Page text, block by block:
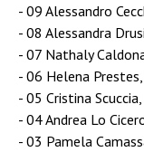
09 Alessandro
08 Alessandra
07 Nathaly
06 Helena
05 Cristina
04 Andrea Lo
03 Pamela